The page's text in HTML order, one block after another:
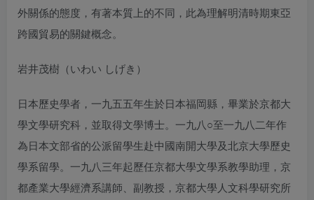
外關係的態度，有著本質上的不同，此為理解明清時期東亞
跨國貿易的關鍵概念。
岩井茂樹（いわい しげき）
日本歷史學者，一九五五年生於日本福岡縣，畢業於京都大
學文學研究科，並取得文學博士。一九八○至一九八二年作
為日本文部省的公派留學生赴中國南開大學及北京大學歷史
學系留學。一九八三年起歷任京都大學文學系教學助理，京
都產業大學經濟系講師、副教授，京都大學人文科學研究所